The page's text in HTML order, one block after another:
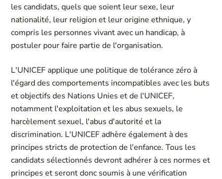
les candidats, quels que soient leur sexe, leur
nationalité, leur religion et leur origine ethnique, y
compris les personnes vivant avec un handicap, à
postuler pour faire partie de l'organisation.
L'UNICEF applique une politique de tolérance zéro à
l'égard des comportements incompatibles avec les buts
et objectifs des Nations Unies et de l'UNICEF,
notamment l'exploitation et les abus sexuels, le
harcèlement sexuel, l'abus d'autorité et la
discrimination. L'UNICEF adhère également à des
principes stricts de protection de l'enfance. Tous les
candidats sélectionnés devront adhérer à ces normes et
principes et seront donc soumis à une vérification